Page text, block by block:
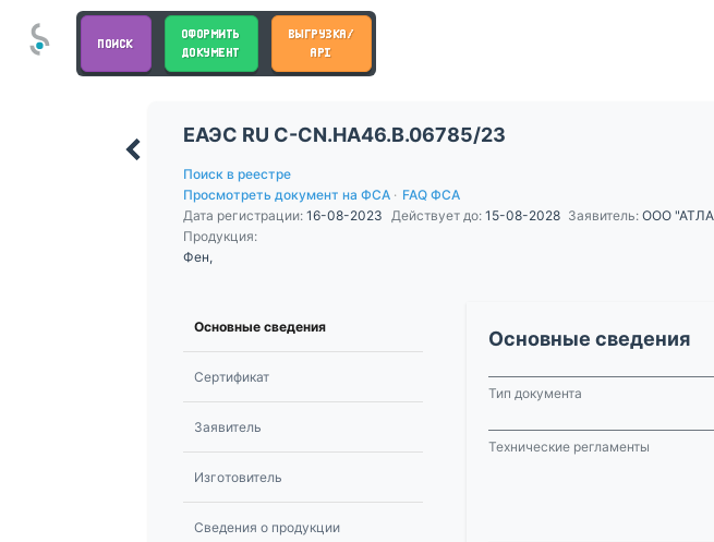
ПОИСК
ОФОРМИТЬ
ДОКУМЕНТ
ВЫГРУЗКА/
API
ЕАЭС RU С-CN.НА46.В.06785/23
Поиск в реестре
Просмотреть документ на ФСА · FAQ ФСА
Дата регистрации: 16-08-2023 Действует до: 15-08-2028 Заявитель: ООО
Продукция:
Фен,
Основные сведения
Сертификат
Заявитель
Изготовитель
Сведения о продукции
Основные сведения
Тип документа
Технические регламенты